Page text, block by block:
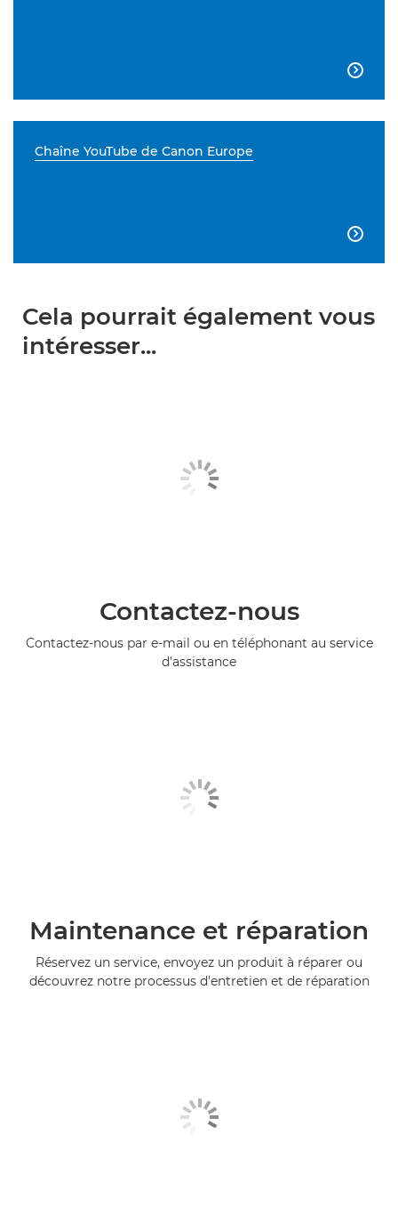

Chaîne YouTube de Canon Europe

Cela pourrait également vous
intéresser...
Contactez-nous
Contactez-nous par e-mail ou en téléphonant au service
d'assistance
Maintenance et réparation
Réservez un service, envoyez un produit à réparer ou
découvrez notre processus d'entretien et de réparation